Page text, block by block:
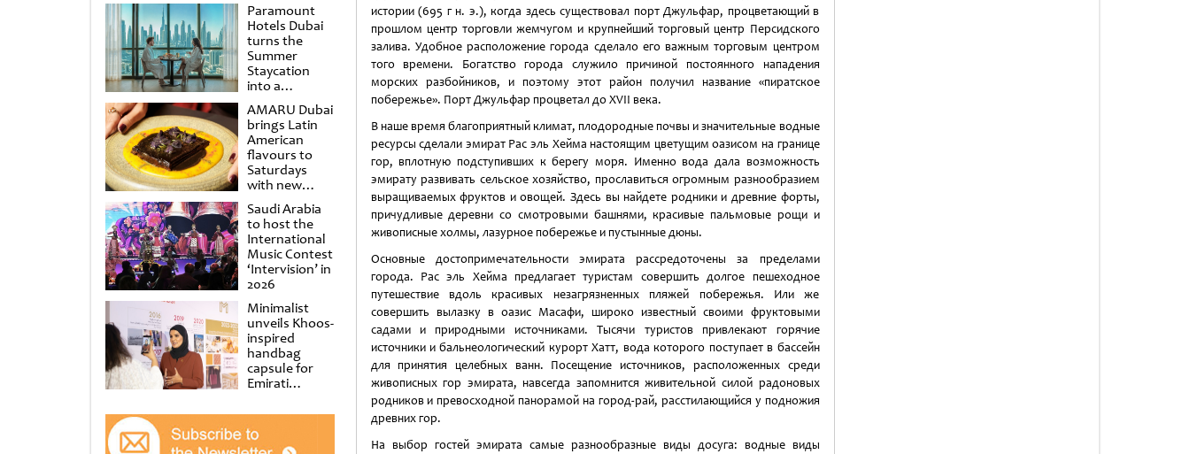
Paramount
Hotels Dubai
turns the
Summer
Staycation
into a
cinematic
escape
AMARU Dubai
brings Latin
American
flavours to
Saturdays
with new
Amigos
Brunch
Saudi Arabia
to host the
International
Music Contest
‘Intervision’ in
2026
Minimalist
unveils Khoos-
inspired
handbag
capsule for
Emirati
at Al
Shindagha
Museum
истории (695 г н. э.), когда здесь существовал порт Джульфар, процветающий в
прошлом центр торговли жемчугом и крупнейший торговый центр Персидского
залива. Удобное расположение города сделало его важным торговым центром
того времени. Богатство города служило причиной постоянного нападения
морских разбойников, и поэтому этот район получил название «пиратское
побережье». Порт Джульфар процветал до XVII века.
В наше время благоприятный климат, плодородные почвы и значительные водные
ресурсы сделали эмират Рас эль Хейма настоящим цветущим оазисом на границе
гор, вплотную подступивших к берегу моря. Именно вода дала возможность
эмирату развивать сельское хозяйство, прославиться огромным разнообразием
выращиваемых фруктов и овощей. Здесь вы найдете родники и древние форты,
причудливые деревни со смотровыми башнями, красивые пальмовые рощи и
живописные холмы, лазурное побережье и пустынные дюны.
Основные достопримечательности эмирата рассредоточены за пределами
города. Рас эль Хейма предлагает туристам совершить долгое пешеходное
путешествие вдоль красивых незагрязненных пляжей побережья. Или же
совершить вылазку в оазис Масафи, широко известный своими фруктовыми
садами и природными источниками. Тысячи туристов привлекают горячие
источники и бальнеологический курорт Хатт, вода которого поступает в бассейн
для принятия целебных ванн. Посещение источников, расположенных среди
живописных гор эмирата, навсегда запомнится живительной силой радоновых
родников и превосходной панорамой на город-рай, расстилающийся у подножия
древних гор.
На выбор гостей эмирата самые разнообразные виды досуга: водные виды